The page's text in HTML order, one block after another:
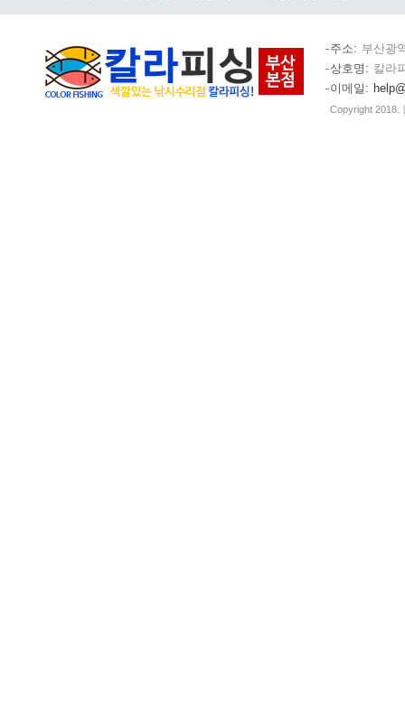
주소
부산광
상호명
칼라
이메일
Copyright 2018.